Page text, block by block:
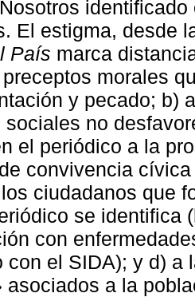
El estigma, desde
País marca
morales
y pecado; b)
sociales no
el periódico a la
convivencia
ciudadanos que
se identifica
con
con el SIDA); y d) a
asociados a la